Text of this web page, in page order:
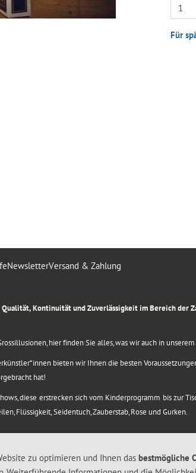
Für
NewsletterVersand & Zahlung
Kontinuität und Zuverlässigkeit im Bereich der
hier finden Sie alles, was wir auch in
bieten wir Ihnen die besten
hat!
diese erstrecken sich vom Kinderprogramm bis zur
Flüssigkeit, Seidentuch, Zauberstab, Rose und Gurken.
zu optimieren und Ihnen das bestmögliche